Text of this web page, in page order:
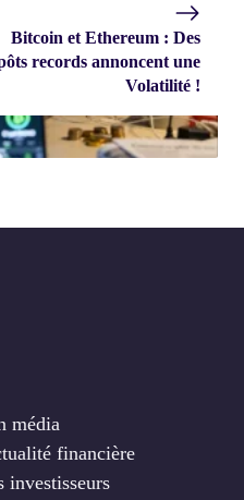
Bitcoin et Ethereum : Des
records annoncent une
Volatilité !
média
financière
investisseurs